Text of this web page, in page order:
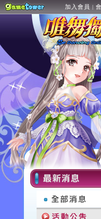
加入會員 |